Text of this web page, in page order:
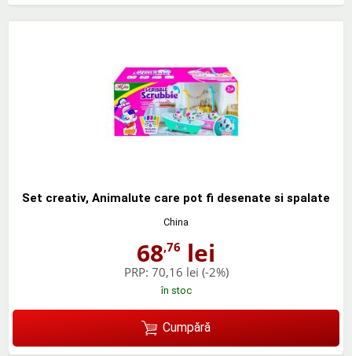
Set creativ, Animalute care pot fi desenate si spalate
China
68,76 lei
PRP: 70,16 lei (-2%)
în stoc
Cumpără